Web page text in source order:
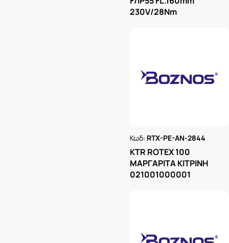
230V/28Nm
Κωδ: RTX-PE-AN-2844
KTR ROTEX 100
ΜΑΡΓΑΡΙΤΑ ΚΙΤΡΙΝΗ
021001000001